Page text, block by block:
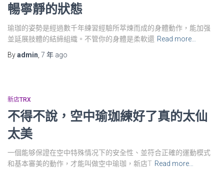
暢寧靜的狀態
瑜珈的姿勢是經過數千年練習經驗所萃煉而成的身體動作，能加强
並延展肢體的結締組織。不管你的身體是柔軟還 Read more…
Byadmin 7 年 ago
新店TRX
不得不說，空中瑜珈練好了真的太仙
太美
一個能够保證在空中特殊情况下的安全性、並符合正確的運動模式
和基本審美的動作，才能叫做空中瑜珈，新店T Read more…